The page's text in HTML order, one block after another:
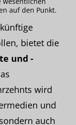
auf den Punkt.
bietet die
und -
wird
und
auch